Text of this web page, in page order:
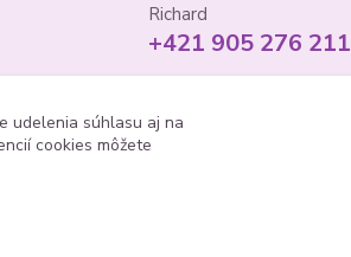
Richard
+421 905 276 211
udelenia súhlasu aj na
cookies môžete